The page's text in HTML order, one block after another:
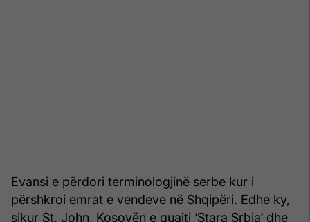
Evansi e përdori terminologjinë serbe kur i
përshkroi emrat e vendeve në Shqipëri. Edhe ky,
sikur St. John, Kosovën e quajti ‘Stara Srbia‘ dhe